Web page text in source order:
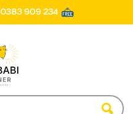
0383 909 234